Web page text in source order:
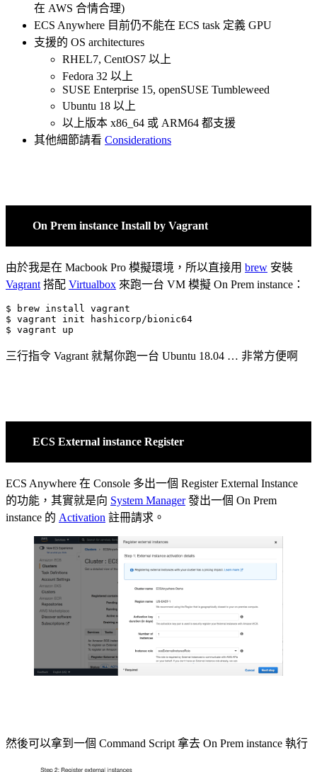
在 AWS 合情合理)
ECS Anywhere 目前仍不能在 ECS task 定義 GPU
支援的 OS architectures
RHEL7, CentOS7 以上
Fedora 32 以上
SUSE Enterprise 15, openSUSE Tumbleweed
Ubuntu 18 以上
以上版本 x86_64 或 ARM64 都支援
其他細節請看 Considerations
On Prem instance Install by Vagrant
由於我是在 Macbook Pro 模擬環境，所以直接用 brew 安裝
Vagrant 搭配 Virtualbox 來跑一台 VM 模擬 On Prem instance：
$ brew install vagrant
$ vagrant init hashicorp/bionic64
$ vagrant up
三行指令 Vagrant 就幫你跑一台 Ubuntu 18.04 … 非常方便啊
ECS External instance Register
ECS Anywhere 在 Console 多出一個 Register External Instance
的功能，其實就是向 System Manager發出一個 On Prem
instance 的 Activation 註冊請求。
然後可以拿到一個 Command Script 拿去 On Prem instance 執行